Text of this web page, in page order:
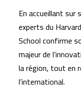
En accueillant
experts du
School confirme
majeur de
la région, tout en
l’international.